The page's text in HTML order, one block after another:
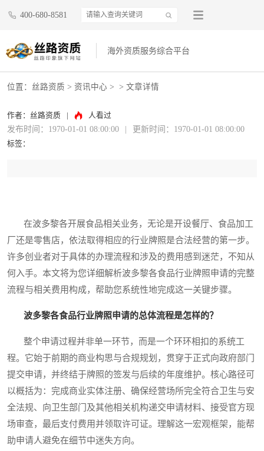
400-680-8581
海外资质服务综合平台
位置： 丝路资质 > 资讯中心 > > 文章详情
作者：丝路资质 人看过
发布时间：1970-01-01 08:00:00 更新时间：1970-01-01 08:00:00
标签：
在波多黎各开展食品相关业务，无论是开设餐厅、食品加工
厂还是零售店，依法取得相应的行业牌照是合法经营的第一步。
许多创业者对于具体的办理流程和涉及的费用感到迷茫，不知从
何入手。本文将为您详细解析波多黎各食品行业牌照申请的完整
流程与相关费用构成，帮助您系统性地完成这一关键步骤。
波多黎各食品行业牌照申请的总体流程是怎样的？
整个申请过程并非单一环节，而是一个环环相扣的系统工
程。它始于前期的商业构思与合规规划，贯穿于正式向政府部门
提交申请，并终结于牌照的签发与后续的年度维护。核心路径可
以概括为：完成商业实体注册、确保经营场所完全符合卫生与安
全法规、向卫生部门及其他相关机构递交申请材料、接受官方现
场审查，最后支付费用并领取许可证。理解这一宏观框架，能帮
助申请人避免在细节中迷失方向。